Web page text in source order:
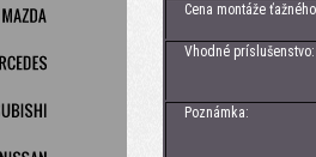
Cena montáže
Vhodné príslušenstvo:
Poznámka: